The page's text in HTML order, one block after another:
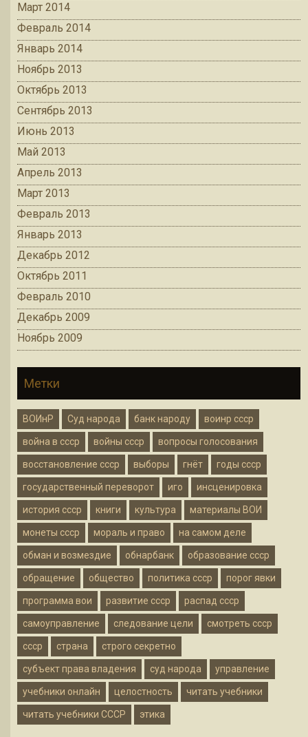
Март 2014
Февраль 2014
Январь 2014
Ноябрь 2013
Октябрь 2013
Сентябрь 2013
Июнь 2013
Май 2013
Апрель 2013
Март 2013
Февраль 2013
Январь 2013
Декабрь 2012
Октябрь 2011
Февраль 2010
Декабрь 2009
Ноябрь 2009
Метки
ВОИнР Суд народа банк народу воинр ссср
война в ссср войны ссср вопросы голосования
восстановление ссср выборы гнёт годы ссср
государственный переворот иго инсценировка
история ссср книги культура материалы ВОИ
монеты ссср мораль и право на самом деле
обман и возмездие обнарбанк образование ссср
обращение общество политика ссср порог явки
программа вои развитие ссср распад ссср
самоуправление следование цели смотреть ссср
ссср страна строго секретно
субъект права владения суд народа управление
учебники онлайн целостность читать учебники
читать учебники СССР этика